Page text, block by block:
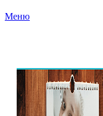
Меню